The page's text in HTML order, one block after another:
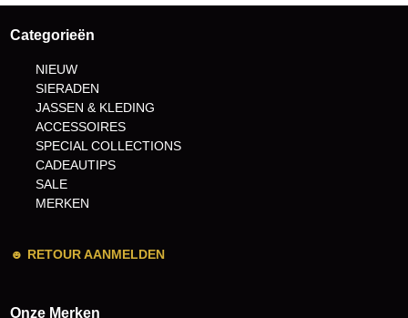
Categorieën
NIEUW
SIERADEN
JASSEN & KLEDING
ACCESSOIRES
SPECIAL COLLECTIONS
CADEAUTIPS
SALE
MERKEN
☻ RETOUR AANMELDEN
Onze Merken